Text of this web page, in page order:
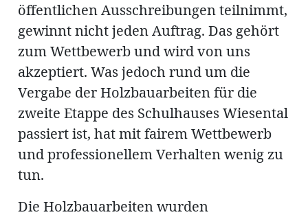
Amtliche
Mitteilungen
Baustellen
öffentlichen Ausschreibungen teilnimmt,
gewinnt nicht jeden Auftrag. Das gehört
zum Wettbewerb und wird von uns
akzeptiert. Was jedoch rund um die
Vergabe der Holzbauarbeiten für die
zweite Etappe des Schulhauses Wiesental
passiert ist, hat mit fairem Wettbewerb
und professionellem Verhalten wenig zu
tun.
Die Holzbauarbeiten wurden